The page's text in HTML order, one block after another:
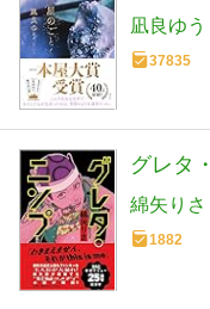
凪良ゆう
37835
グレタ
綿矢りさ
1882